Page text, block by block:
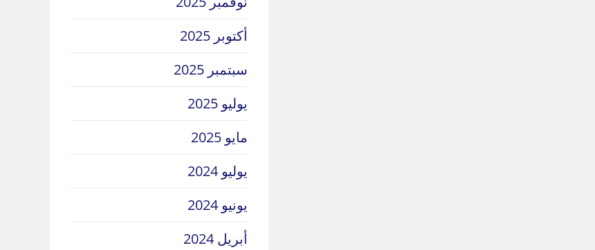
أكتوبر 2025
سبتمبر 2025
يوليو 2025
مايو 2025
يوليو 2024
يونيو 2024
أبريل 2024